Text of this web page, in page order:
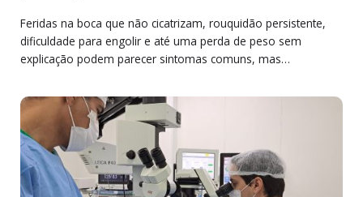
Feridas na boca que não cicatrizam, rouquidão persistente,
dificuldade para engolir e até uma perda de peso sem
explicação podem parecer sintomas comuns, mas…